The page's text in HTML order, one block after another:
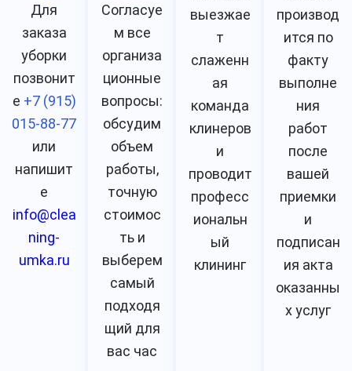
Для
заказа
уборки
позвонит
е +7 (915)
015-88-77
или
напишит
е
info@clea
ning-
umka.ru
Согласуе
м все
организа
ционные
вопросы:
обсудим
объем
работы,
точную
стоимос
ть и
выберем
самый
подходя
щий для
вас час
выезжае
т
слаженн
ая
команда
клинеров
и
проводит
професс
иональн
ый
клининг
производ
ится по
факту
выполне
ния
работ
после
вашей
приемки
и
подписан
ия акта
оказанны
х услуг